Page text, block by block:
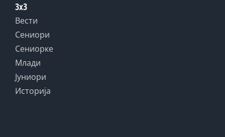
3x3
Вести
Сениори
Сениорке
Млади
Јуниори
Историја